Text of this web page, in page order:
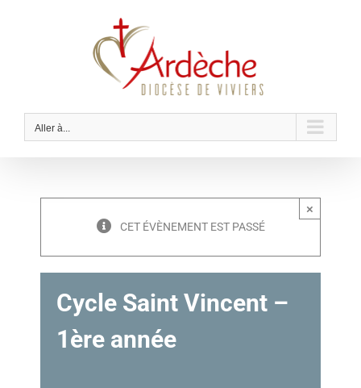
Aller à...
×
CET ÉVÈNEMENT EST PASSÉ
Cycle Saint Vincent –
1ère année